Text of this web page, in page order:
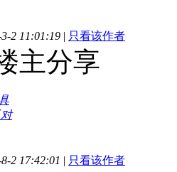
2 11:01:19 | 只看该作者
主分享
2 17:42:01 | 只看该作者